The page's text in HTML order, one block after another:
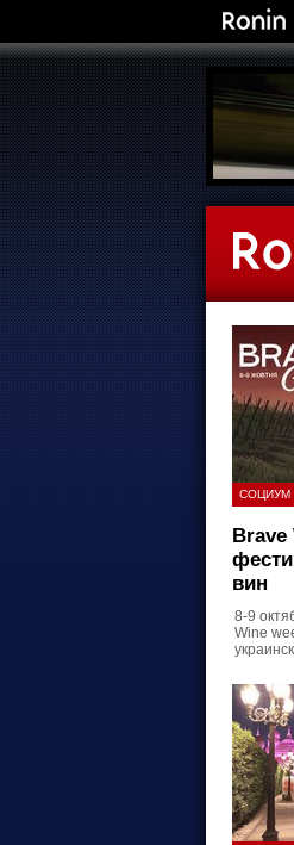
СОЦИУМ
Brave
вин
8-9
Wine